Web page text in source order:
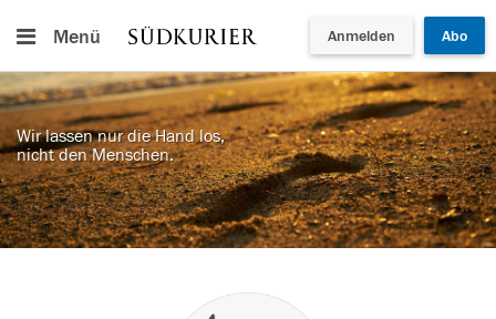
Menü Anmelden Abo
Wir lassen nur die Hand los,
nicht den Menschen.